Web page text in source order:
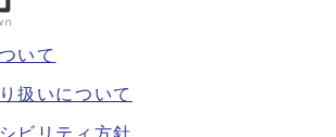
いて
扱いについて
ビリティ方針